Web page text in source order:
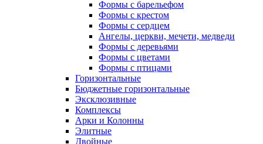
Формы с барельефом
Формы с крестом
Формы с сердцем
Ангелы, церкви, мечети, медведи
Формы с деревьями
Формы с цветами
Формы с птицами
Горизонтальные
Бюджетные горизонтальные
Эксклюзивные
Комплексы
Арки и Колонны
Элитные
Двойные